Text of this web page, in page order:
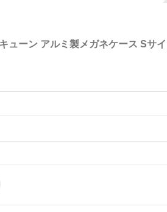
ューン アルミ製メガネケース Sサ